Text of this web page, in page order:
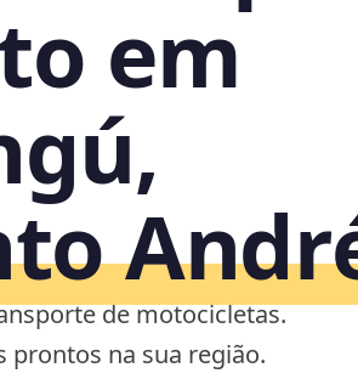
em
de motocicletas.
prontos na sua região.